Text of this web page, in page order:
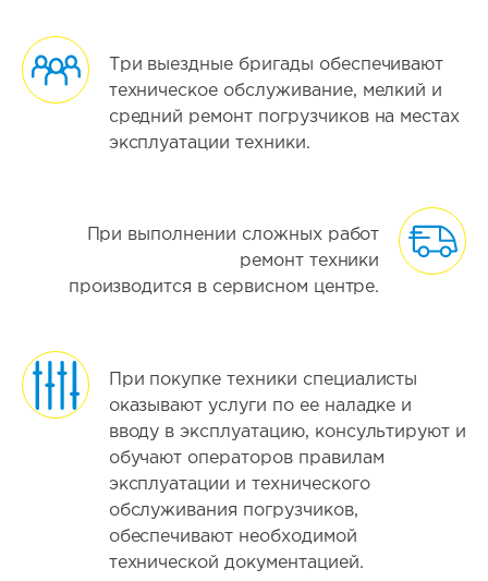
Три выездные бригады обеспечивают
техническое обслуживание, мелкий и
средний ремонт погрузчиков на местах
эксплуатации техники.
При выполнении сложных работ
ремонт техники
производится в сервисном центре.
При покупке техники специалисты
оказывают услуги по ее наладке и
вводу в эксплуатацию, консультируют и
обучают операторов правилам
эксплуатации и технического
обслуживания погрузчиков,
обеспечивают необходимой
технической документацией.